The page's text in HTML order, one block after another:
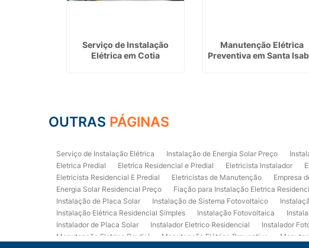
Serviço de Instalação
Elétrica em Cotia
Manutenção Elétrica
Preventiva em Santa
OUTRAS PÁGINAS
Serviço de Instalação Elétrica Instalação de Energia Solar Preço
Eletrica Predial
Eletrica Residencial e Predial Eletricista Instalador
Eletricista Residencial E Predial
Eletricistas de Manutenção Empresa
Energia Solar Residencial Preço
Fiação para Instalação Eletrica
Instalação de Placa Solar
Instalação de Sistema Fotovoltaico
Instalação Elétrica Residencial Simples
Instalação Fotovoltaica
Instalador de Placa Solar
Instalador Eletrico Residencial Instalador
Manutenção Eletrica Predial
Manutenção Elétrica Preventiva